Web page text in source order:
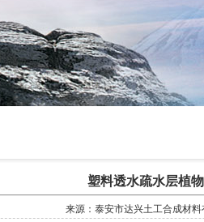
塑料透水疏水层植
来源：泰安市达兴土工合成材